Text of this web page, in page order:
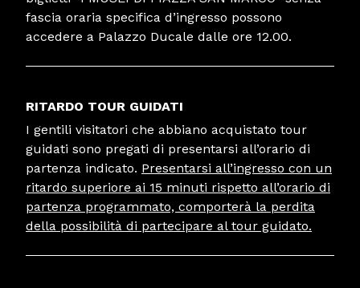
fascia oraria specifica d’ingresso possono
accedere a Palazzo Ducale dalle ore 12.00.
RITARDO TOUR GUIDATI
I gentili visitatori che abbiano acquistato tour
guidati sono pregati di presentarsi all’orario di
partenza indicato. Presentarsi all’ingresso con un
ritardo superiore ai 15 minuti rispetto all’orario di
partenza programmato, comporterà la perdita
della possibilità di partecipare al tour guidato.